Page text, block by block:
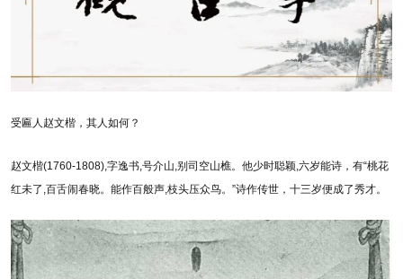
受匾人赵文楷，其人如何？
赵文楷(1760-1808),字逸书,号介山,别司空山樵。他少时聪颖,六岁能诗，有“桃花
红未了,百舌闹春晓。能作百般声,枝头压众鸟。”诗作传世，十三岁便成了秀才。